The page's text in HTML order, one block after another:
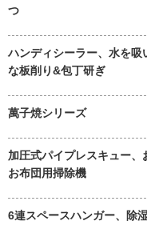
つ
ハンディシーラー、水を吸
な板削り&包丁研ぎ
萬子焼シリーズ
加圧式パイプレスキュー、
お布団用掃除機
6連スペースハンガー、除